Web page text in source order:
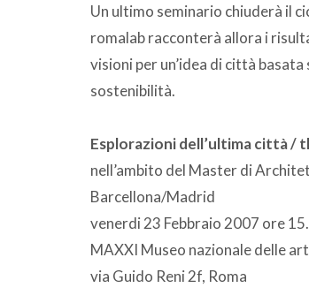
Un ultimo seminario chiuderà il
romalab racconterà allora i
visioni per un’idea di città
sostenibilità.
Esplorazioni dell’ultima città /
nell’ambito del Master di
Barcellona/Madrid
venerdi 23 Febbraio 2007 ore
MAXXI Museo nazionale delle
via Guido Reni 2f, Roma